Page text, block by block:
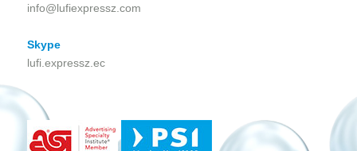
info@lufiexpressz.com
Skype
lufi.expressz.ec